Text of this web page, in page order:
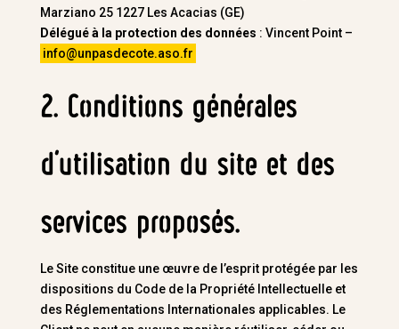
Marziano 25 1227 Les Acacias (GE)
Délégué à la protection des données : Vincent Point –
info@unpasdecote.aso.fr
2. Conditions générales
d’utilisation du site et des
services proposés.
Le Site constitue une œuvre de l’esprit protégée par les
dispositions du Code de la Propriété Intellectuelle et
des Réglementations Internationales applicables. Le